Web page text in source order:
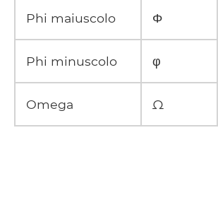
Phi maiuscolo Φ
Phi minuscolo φ
Omega Ω